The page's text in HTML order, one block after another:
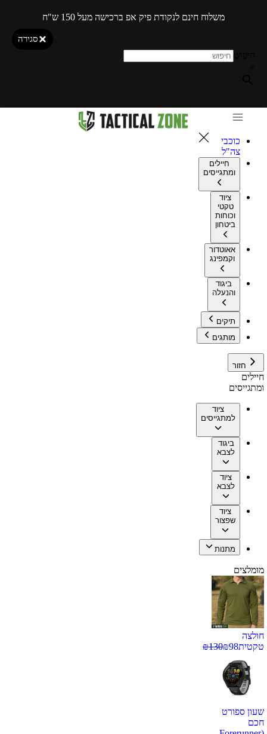
משלוח חינם לנקודת פיק אפ ברכישה מעל 150 ש"ח
סגירה
כוכבי
צה"ל
חיילים
ומתגייסים
ציוד
טקטי
וכוחות
ביטחון
אאוטדור
וקמפינג
ביגוד
והנעלה
תיקים
מותגים
חזור
חיילים
ומתגייסים
ציוד
למתגייסים
ביגוד
לצבא
ציוד
לצבא
ציוד
שפצור
מתנות
מומלצים
חולצה
טקטית
₪98
₪130
שעון ספורט
חכם